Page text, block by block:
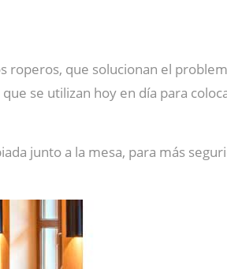
roperos, que solucionan el
se utilizan hoy en día para
junto a la mesa, para más